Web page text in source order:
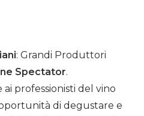
: Grandi Produttori
Spectator.
ai professionisti del vino
di degustare e